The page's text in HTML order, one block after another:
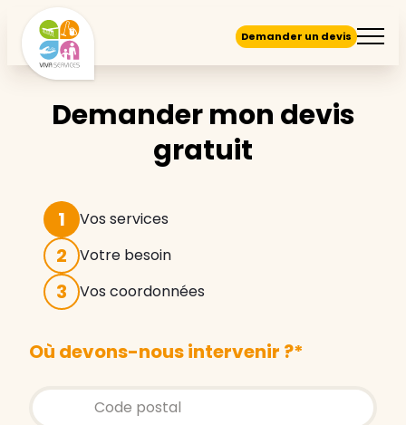
Demander un devis
Demander mon devis
gratuit
1 Vos services
2 Votre besoin
3 Vos coordonnées
Où devons-nous intervenir ?*
Store locator global - Autocompletion
Rechercher